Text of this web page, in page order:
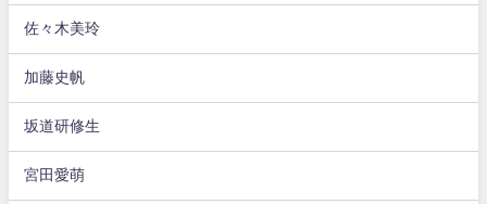
佐々木美玲
加藤史帆
坂道研修生
宮田愛萌